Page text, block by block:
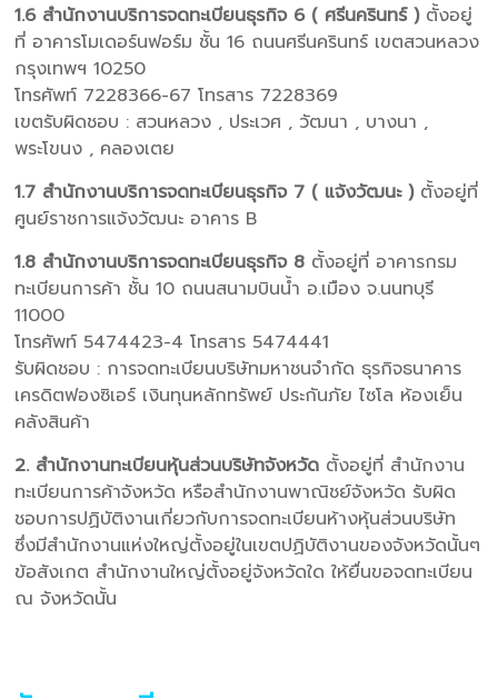
1.6 สำนักงานบริการจดทะเบียนธุรกิจ 6 ( ศรีนครินทร์ )ตั้งอยู่
ที่ อาคารโมเดอร์นฟอร์ม ชั้น 16 ถนนศรีนครินทร์ เขตสวนหลวง
กรุงเทพฯ 10250
โทรศัพท์ 7228366-67 โทรสาร 7228369
เขตรับผิดชอบ : สวนหลวง , ประเวศ , วัฒนา , บางนา ,
พระโขนง , คลองเตย
1.7 สำนักงานบริการจดทะเบียนธุรกิจ 7 ( แจ้งวัฒนะ )ตั้งอยู่ที่
ศูนย์ราชการแจ้งวัฒนะ อาคาร B
1.8 สำนักงานบริการจดทะเบียนธุรกิจ 8 ตั้งอยู่ที่ อาคารกรม
ทะเบียนการค้า ชั้น 10 ถนนสนามบินน้ำ อ.เมือง จ.นนทบุรี
11000
โทรศัพท์ 5474423-4 โทรสาร 5474441
รับผิดชอบ : การจดทะเบียนบริษัทมหาชนจำกัด ธุรกิจธนาคาร
เครดิตฟองซิเอร์ เงินทุนหลักทรัพย์ ประกันภัย ไซโล ห้องเย็น
คลังสินค้า
2. สำนักงานทะเบียนหุ้นส่วนบริษัทจังหวัด ตั้งอยู่ที่ สำนักงาน
ทะเบียนการค้าจังหวัด หรือสำนักงานพาณิชย์จังหวัด รับผิด
ชอบการปฏิบัติงานเกี่ยวกับการจดทะเบียนห้างหุ้นส่วนบริษัท
ซึ่งมีสำนักงานแห่งใหญ่ตั้งอยู่ในเขตปฏิบัติงานของจังหวัดนั้นๆ
ข้อสังเกต สำนักงานใหญ่ตั้งอยู่จังหวัดใด ให้ยื่นขอจดทะเบียน
ณ จังหวัดนั้น